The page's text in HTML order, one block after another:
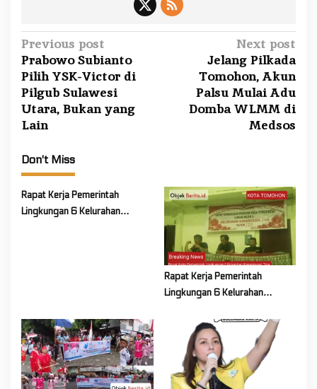
P
o
s
t
n
v
i
g
Previous post
Prabowo Subianto
Pilih YSK-Victor di
Pilgub Sulawesi
Utara, Bukan yang
Lain
Next post
Jelang Pilkada
Tomohon, Akun
Palsu Mulai Adu
Domba WLMM di
Medsos
Don't Miss
Rapat Kerja Pemerintah
Lingkungan 6 Kelurahan
Rapat Kerja Pemerintah
Lingkungan 6 Kelurahan
Persiapan Lanjutan Program
Kerja Tahun 2026